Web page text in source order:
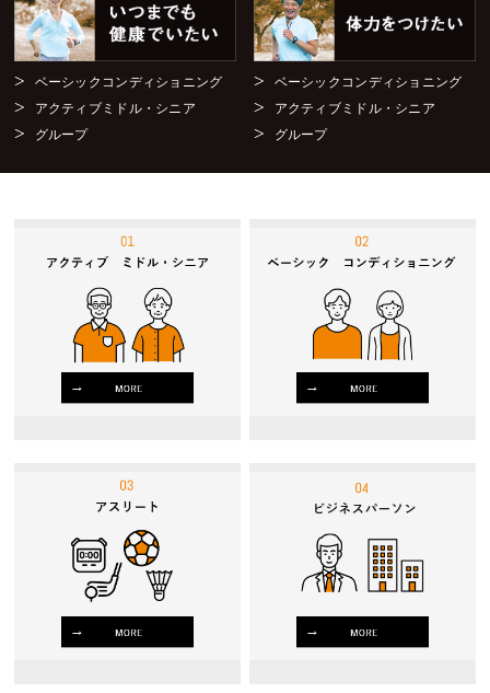
ベーシックコンディショニング
アクティブミドル・シニア
グループ
ベーシックコンディショニング
アクティブミドル・シニア
グループ